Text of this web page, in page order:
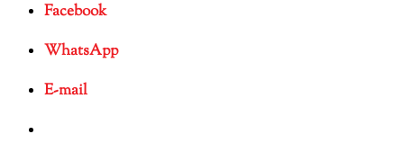
Facebook
WhatsApp
E-mail